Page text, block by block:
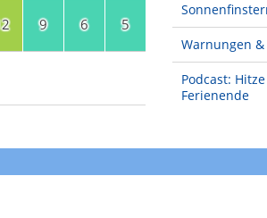
9 6 5
Warnungen
Podcast:
Ferienende